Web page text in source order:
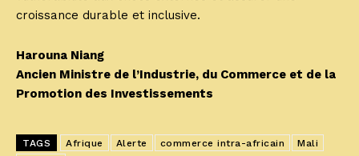
croissance durable et inclusive.
Harouna Niang
Ancien Ministre de l’Industrie, du Commerce et de la
Promotion des Investissements
TAGS Afrique Alerte commerce intra-africain
Mali